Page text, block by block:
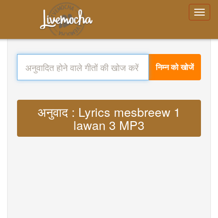
निम्न को खोजें
अनुवाद : Lyrics mesbreew 1
lawan 3 MP3